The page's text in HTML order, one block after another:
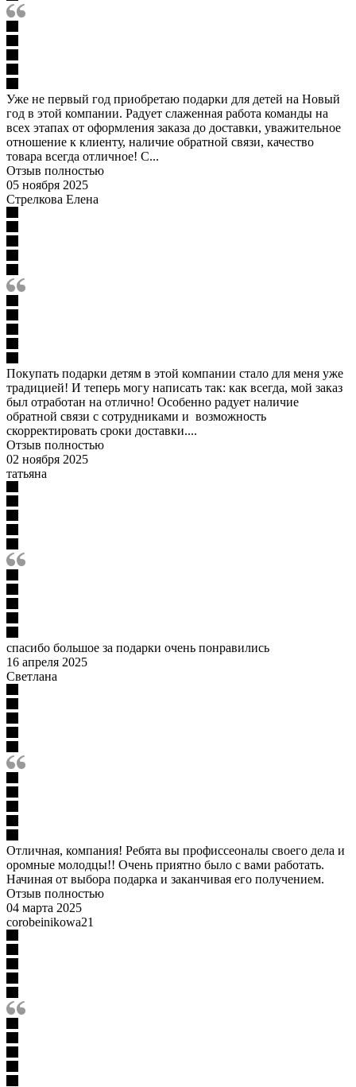
Уже не первый год приобретаю подарки для детей на Новый
год в этой компании. Радует слаженная работа команды на
всех этапах от оформления заказа до доставки, уважительное
отношение к клиенту, наличие обратной связи, качество
товара всегда отличное! С...
Отзыв полностью
05 ноября 2025
Стрелкова Елена
Покупать подарки детям в этой компании стало для меня уже
традицией! И теперь могу написать так: как всегда, мой заказ
был отработан на отлично! Особенно радует наличие
обратной связи с сотрудниками и возможность
скорректировать сроки доставки....
Отзыв полностью
02 ноября 2025
татьяна
спасибо большое за подарки очень понравились
16 апреля 2025
Светлана
Отличная, компания! Ребята вы профиссеоналы своего дела и
оромные молодцы!! Очень приятно было с вами работать.
Начиная от выбора подарка и заканчивая его получением.
Отзыв полностью
04 марта 2025
corobeinikowa21